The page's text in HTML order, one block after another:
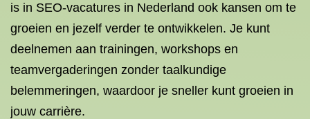
is in SEO-vacatures in Nederland ook kansen om te
groeien en jezelf verder te ontwikkelen. Je kunt
deelnemen aan trainingen, workshops en
teamvergaderingen zonder taalkundige
belemmeringen, waardoor je sneller kunt groeien in
jouw carrière.